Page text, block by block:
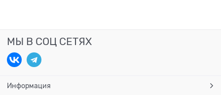
МЫ В СОЦ СЕТЯХ
Информация